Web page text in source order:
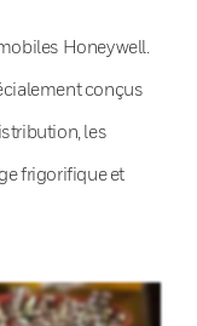
Honeywell.
conçus
les
frigorifique et